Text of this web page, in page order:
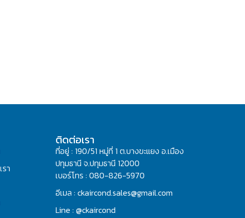
า
ติดต่อเรา
ที่อยู่ : 190/51 หมู่ที่ 1 ต.บางขะแยง อ.เมือง
ปทุมธานี จ.ปทุมธานี 12000
เบอร์โทร : 080-826-5970
อีเมล : ckaircond.sales@gmail.com
Line : @ckaircond